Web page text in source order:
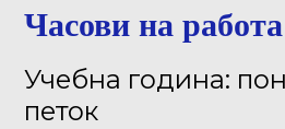
Часови на работа
Учебна година:
петок